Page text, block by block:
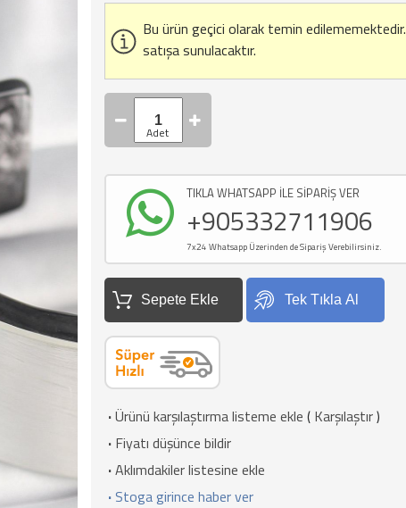
Bu ürün geçici olarak temin edilememektedir.
satışa sunulacaktır.
TIKLA WHATSAPP İLE SİPARİŞ VER
+905332711906
7x24 Whatsapp Üzerinden de Sipariş Verebilirsiniz.
Sepete Ekle Tek Tıkla Al
·Ürünü karşılaştırma listeme ekle ( Karşılaştır)
· Fiyatı düşünce bildir
·Aklımdakiler listesine ekle
· Stoga girince haber ver